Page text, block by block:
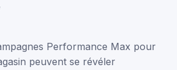
Performance Max pour
peuvent se révéler